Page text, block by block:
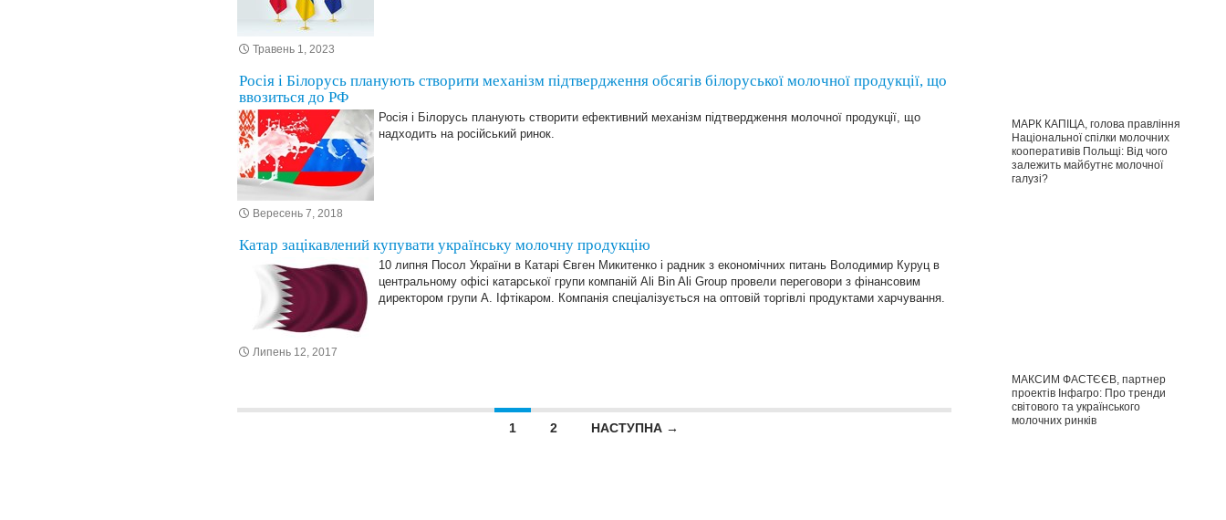
Травень 1, 2023
Росія і Білорусь планують створити механізм підтвердження обсягів білоруської молочної продукції, що
ввозиться до РФ
Росія і Білорусь планують створити ефективний механізм підтвердження молочної продукції, що
надходить на російський ринок.
Вересень 7, 2018
Катар зацікавлений купувати українську молочну продукцію
10 липня Посол України в Катарі Євген Микитенко і радник з економічних питань Володимир Куруц в
центральному офісі катарської групи компаній Ali Bin Ali Group провели переговори з фінансовим
директором групи А. Іфтікаром. Компанія спеціалізується на оптовій торгівлі продуктами харчування.
Липень 12, 2017
1 2 НАСТУПНА →
МАРК КАПІЦА, голова правління
Національної спілки молочних
кооперативів Польщі: Від чого
залежить майбутнє молочної
галузі?
МАКСИМ ФАСТЄЄВ, партнер
проектів Інфагро: Про тренди
світового та українського
молочних ринків